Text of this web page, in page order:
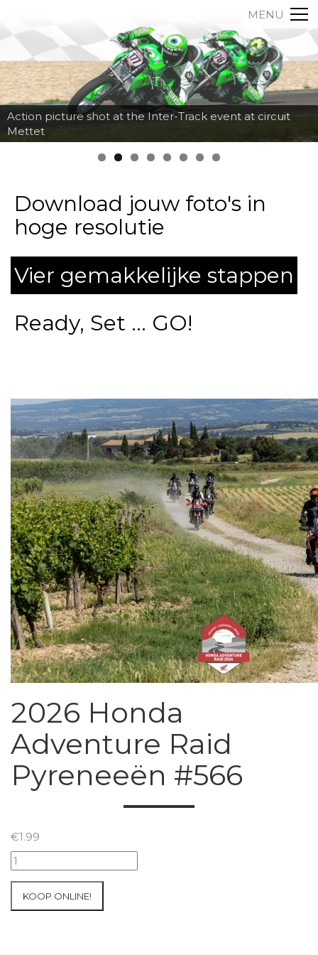
MENU
Action picture shot at the Inter-Track event at circuit
Mettet
Download jouw foto's in
hoge resolutie
Vier gemakkelijke stappen
Ready, Set ... GO!
2026 Honda
Adventure Raid
Pyreneeën #566
€1.99
2026
Honda
Raid
KOOP ONLINE!